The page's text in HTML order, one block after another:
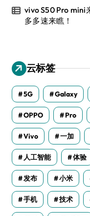
vivo S50 Pro mini
多多速来瞧！
云标签
5G Galaxy
OPPO Pro
Vivo 一加
人工智能 体验
发布 小米
手机 技术